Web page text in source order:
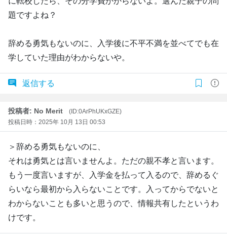
題ですよね？
辞める勇気もないのに、入学後に不平不満を並べてでも在
学していた理由がわからないや。
返信する
投稿者: No Merit
(ID:0ArPhUKxGZE)
投稿日時：2025年 10月 13日 00:53
＞辞める勇気もないのに、
それは勇気とは言いませんよ。ただの親不孝と言います。
もう一度言いますが、入学金を払って入るので、辞めるぐ
らいなら最初から入らないことです。入ってからでないと
わからないことも多いと思うので、情報共有したというわ
けです。